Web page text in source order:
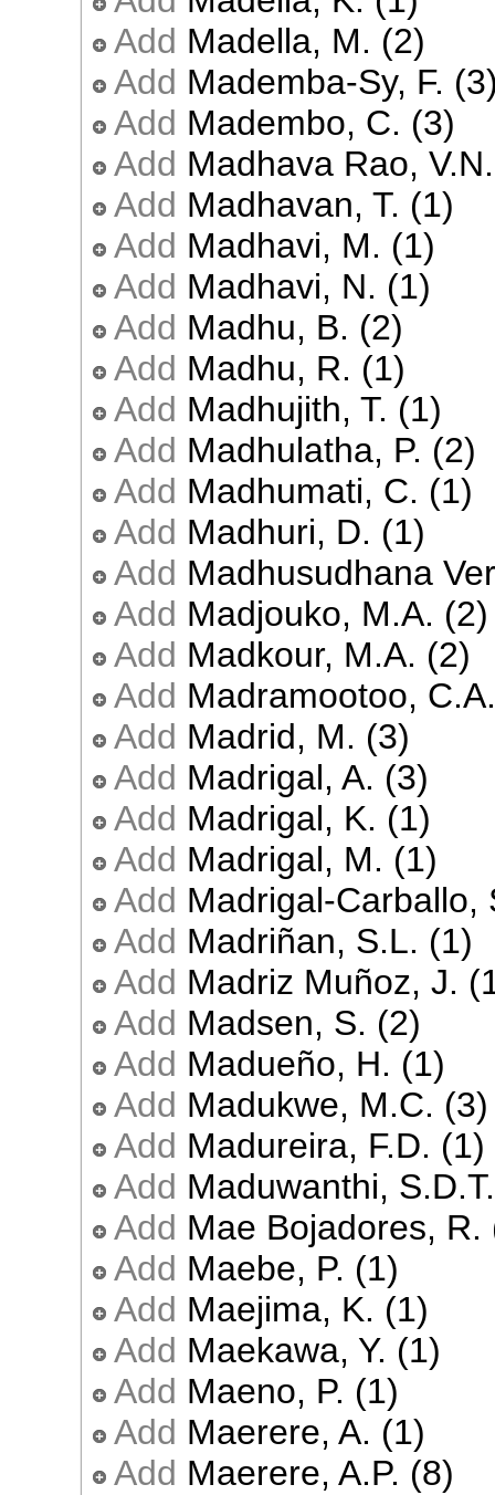
Add Madella, M. (2)
Add Mademba-Sy, F.
Add Madembo, C. (3)
Add Madhava Rao,
Add Madhavan, T. (1)
Add Madhavi, M. (1)
Add Madhavi, N. (1)
Add Madhu, B. (2)
Add Madhu, R. (1)
Add Madhujith, T. (1)
Add Madhulatha, P. (2)
Add Madhumati, C. (1)
Add Madhuri, D. (1)
Add Madhusudhana
Add Madjouko, M.A. (2)
Add Madkour, M.A. (2)
Add Madramootoo,
Add Madrid, M. (3)
Add Madrigal, A. (3)
Add Madrigal, K. (1)
Add Madrigal, M. (1)
Add Madrigal-Carballo,
Add Madriñan, S.L. (1)
Add Madriz Muñoz, J.
Add Madsen, S. (2)
Add Madueño, H. (1)
Add Madukwe, M.C. (3)
Add Madureira, F.D. (1)
Add Maduwanthi,
Add Mae Bojadores, R.
Add Maebe, P. (1)
Add Maejima, K. (1)
Add Maekawa, Y. (1)
Add Maeno, P. (1)
Add Maerere, A. (1)
Add Maerere, A.P. (8)